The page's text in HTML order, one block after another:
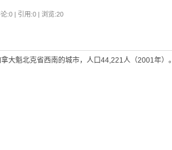
:0 | 引用:0 | 浏览:20
大魁北克省西南的城市，人口44,221人（2001年）。